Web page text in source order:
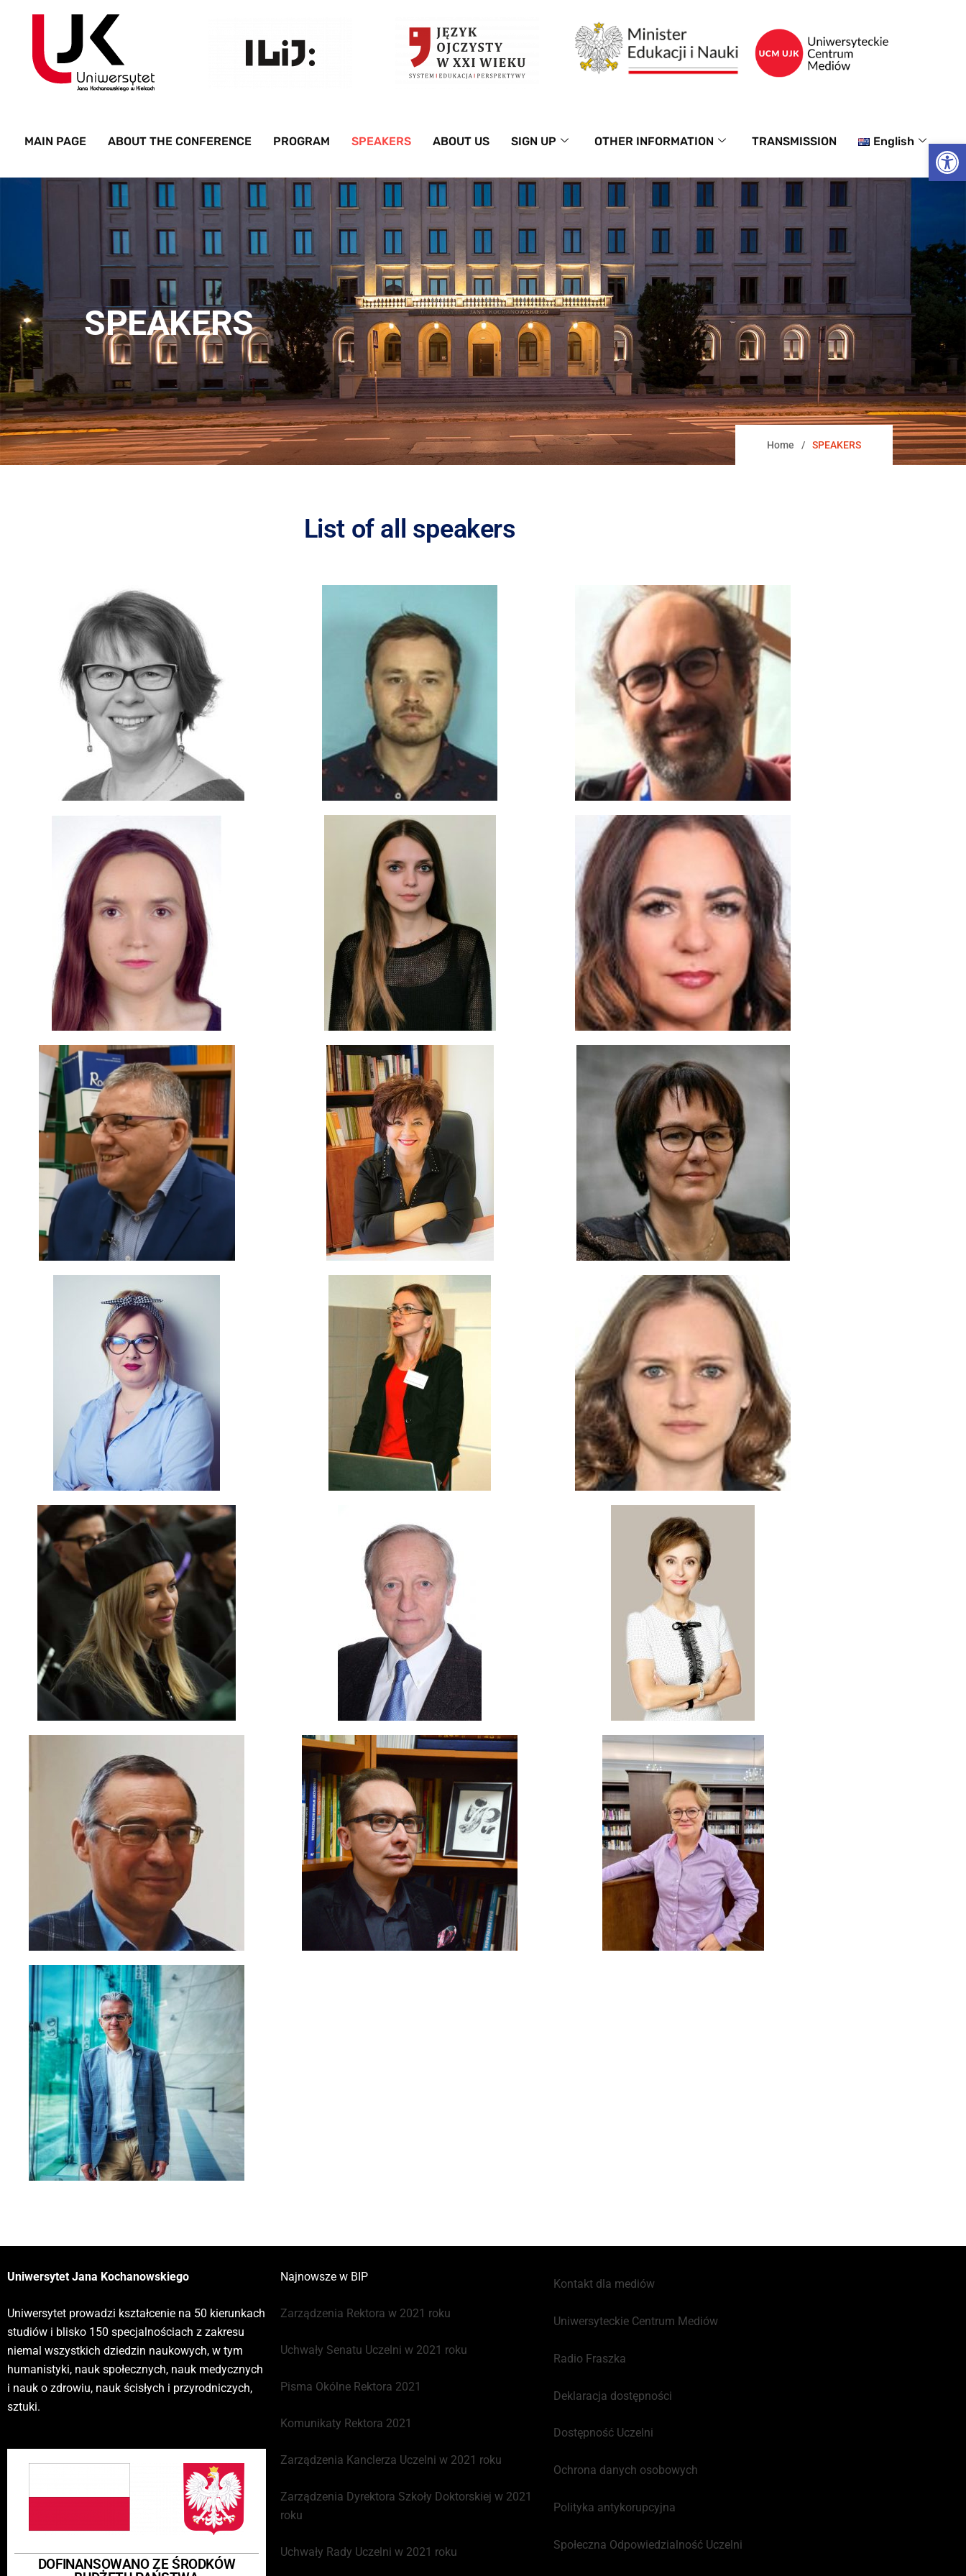
MAIN PAGE ABOUT THE CONFERENCE PROGRAM SPEAKERS ABOUT US SIGN UP OTHER INFORMATION TRANSMISSION English
SPEAKERS
Home SPEAKERS
List of all speakers
Uniwersytet Jana Kochanowskiego
Uniwersytet prowadzi kształcenie na 50 kierunkach
studiów i blisko 150 specjalnościach z zakresu
niemal wszystkich dziedzin naukowych, w tym
humanistyki, nauk społecznych, nauk medycznych
i nauk o zdrowiu, nauk ścisłych i przyrodniczych,
sztuki.
DOFINANSOWANO ZE ŚRODKÓW
Najnowsze w BIP
Zarządzenia Rektora w 2021 roku
Uchwały Senatu Uczelni w 2021 roku
Pisma Okólne Rektora 2021
Komunikaty Rektora 2021
Zarządzenia Kanclerza Uczelni w 2021 roku
Zarządzenia Dyrektora Szkoły Doktorskiej w 2021
roku
Uchwały Rady Uczelni w 2021 roku
Kontakt dla mediów
Uniwersyteckie Centrum Mediów
Radio Fraszka
Deklaracja dostępności
Dostępność Uczelni
Ochrona danych osobowych
Polityka antykorupcyjna
Społeczna Odpowiedzialność Uczelni